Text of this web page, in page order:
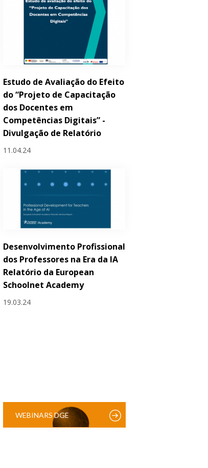
Estudo de Avaliação do Efeito
do “Projeto de Capacitação
dos Docentes em
Competências Digitais” -
Divulgação de Relatório
11.04.24
Desenvolvimento Profissional
dos Professores na Era da IA
Relatório da European
Schoolnet Academy
19.03.24
WEBINARS DGE